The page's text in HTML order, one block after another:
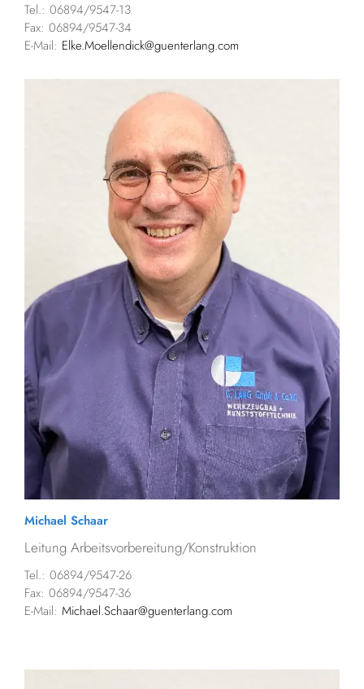
Tel.: 06894/9547-13
Fax: 06894/9547-34
E-Mail: Elke.Moellendick@guenterlang.com
Michael Schaar
Leitung Arbeitsvorbereitung/Konstruktion
Tel.: 06894/9547-26
Fax: 06894/9547-36
E-Mail: Michael.Schaar@guenterlang.com